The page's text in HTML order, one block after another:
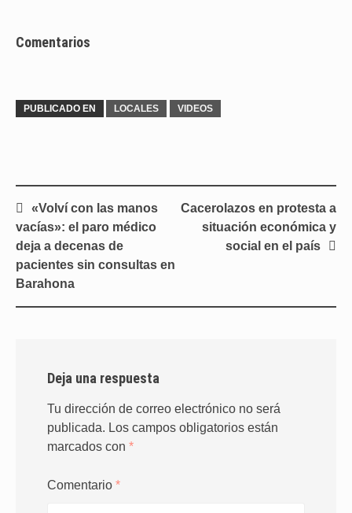
Comentarios
PUBLICADO EN LOCALES VIDEOS
Navegación
de
entradas
«Volví con las manos
vacías»: el paro médico
deja a decenas de
pacientes sin consultas en
Barahona
Cacerolazos en protesta a
situación económica y
social en el país
Deja una respuesta
Tu dirección de correo electrónico no será
publicada. Los campos obligatorios están
marcados con *
Comentario *